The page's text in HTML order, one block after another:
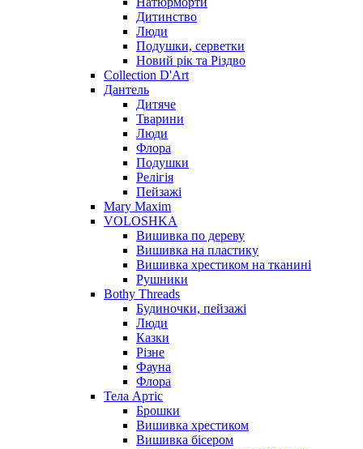
Дитинство
Люди
Подушки, серветки
Новий рік та Різдво
Collection D'Art
Дантель
Дитяче
Тварини
Люди
Флора
Подушки
Релігія
Пейзажі
Mary Maxim
VOLOSHKA
Вишивка по дереву
Вишивка на пластику
Вишивка хрестиком на тканині
Рушники
Bothy Threads
Будиночки, пейзажі
Люди
Казки
Різне
Фауна
Флора
Тела Артіс
Брошки
Вишивка хрестиком
Вишивка бісером